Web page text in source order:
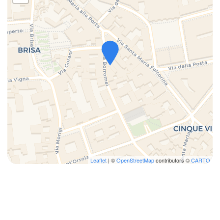
Leaflet | ©OpenStreetMapcontributors ©CARTO